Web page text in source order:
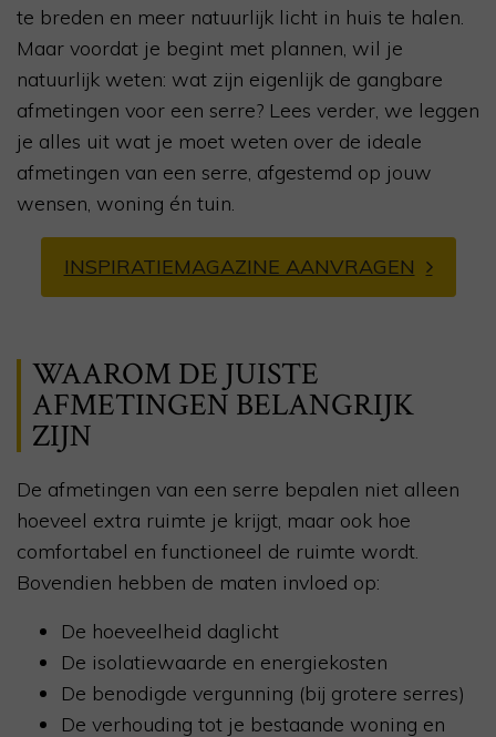
te breden en meer natuurlijk licht in huis te halen.
Maar voordat je begint met plannen, wil je
natuurlijk weten: wat zijn eigenlijk de gangbare
afmetingen voor een serre? Lees verder, we leggen
je alles uit wat je moet weten over de ideale
afmetingen van een serre, afgestemd op jouw
wensen, woning én tuin.
INSPIRATIEMAGAZINE AANVRAGEN
WAAROM DE JUISTE
AFMETINGEN BELANGRIJK
ZIJN
De afmetingen van een serre bepalen niet alleen
hoeveel extra ruimte je krijgt, maar ook hoe
comfortabel en functioneel de ruimte wordt.
Bovendien hebben de maten invloed op:
De hoeveelheid daglicht
De isolatiewaarde en energiekosten
De benodigde vergunning (bij grotere serres)
De verhouding tot je bestaande woning en